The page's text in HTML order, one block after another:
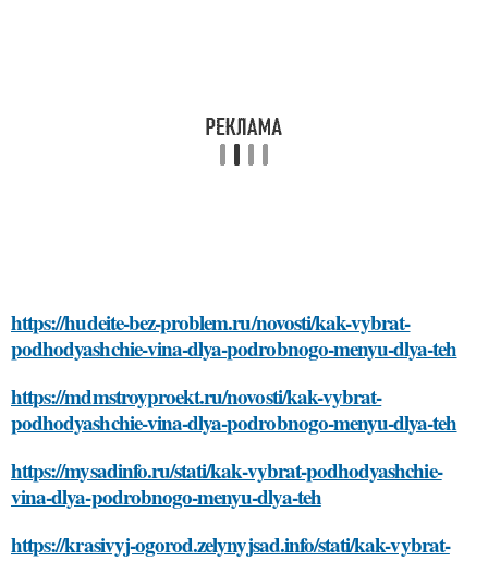
https://hudeite-bez-problem.ru/novosti/kak-vybrat-
podhodyashchie-vina-dlya-podrobnogo-menyu-dlya-teh
https://mdmstroyproekt.ru/novosti/kak-vybrat-
podhodyashchie-vina-dlya-podrobnogo-menyu-dlya-teh
https://mysadinfo.ru/stati/kak-vybrat-podhodyashchie-
vina-dlya-podrobnogo-menyu-dlya-teh
https://krasivyj-ogorod.zelynyjsad.info/stati/kak-vybrat-